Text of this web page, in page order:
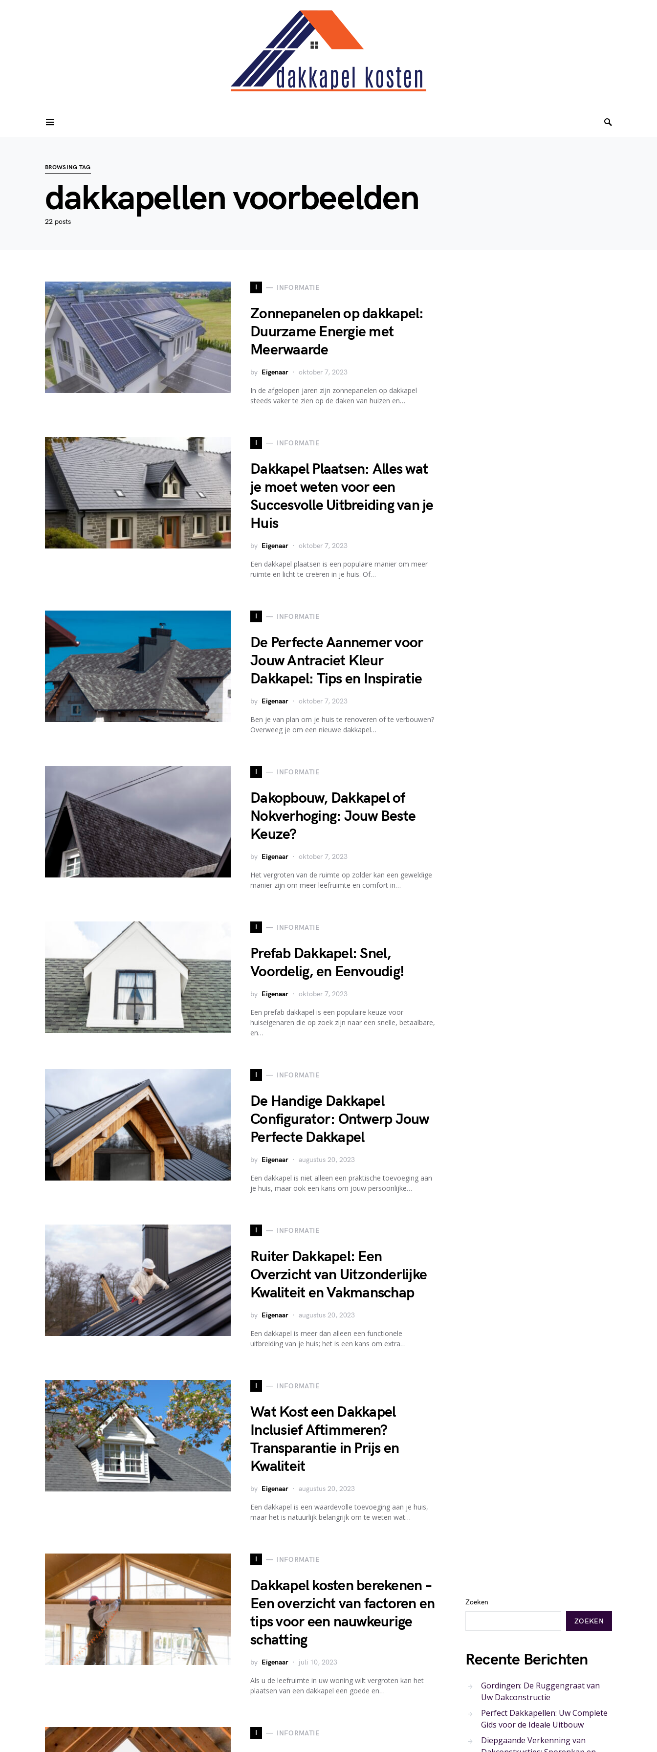
BROWSING TAG
dakkapellen voorbeelden
22 posts
I INFORMATIE
Zonnepanelen op dakkapel:
Duurzame Energie met
Meerwaarde
by Eigenaar oktober 7, 2023
In de afgelopen jaren zijn zonnepanelen op dakkapel
steeds vaker te zien op de daken van huizen en…
I INFORMATIE
Dakkapel Plaatsen: Alles wat
je moet weten voor een
Succesvolle Uitbreiding van je
Huis
by Eigenaar oktober 7, 2023
Een dakkapel plaatsen is een populaire manier om meer
ruimte en licht te creëren in je huis. Of…
I INFORMATIE
De Perfecte Aannemer voor
Jouw Antraciet Kleur
Dakkapel: Tips en Inspiratie
by Eigenaar oktober 7, 2023
Ben je van plan om je huis te renoveren of te verbouwen?
Overweeg je om een nieuwe dakkapel…
I INFORMATIE
Dakopbouw, Dakkapel of
Nokverhoging: Jouw Beste
Keuze?
by Eigenaar oktober 7, 2023
Het vergroten van de ruimte op zolder kan een geweldige
manier zijn om meer leefruimte en comfort in…
I INFORMATIE
Prefab Dakkapel: Snel,
Voordelig, en Eenvoudig!
by Eigenaar oktober 7, 2023
Een prefab dakkapel is een populaire keuze voor
huiseigenaren die op zoek zijn naar een snelle, betaalbare,
en…
I INFORMATIE
De Handige Dakkapel
Configurator: Ontwerp Jouw
Perfecte Dakkapel
by Eigenaar augustus 20, 2023
Een dakkapel is niet alleen een praktische toevoeging aan
je huis, maar ook een kans om jouw persoonlijke…
I INFORMATIE
Ruiter Dakkapel: Een
Overzicht van Uitzonderlijke
Kwaliteit en Vakmanschap
by Eigenaar augustus 20, 2023
Een dakkapel is meer dan alleen een functionele
uitbreiding van je huis; het is een kans om extra…
I INFORMATIE
Wat Kost een Dakkapel
Inclusief Aftimmeren?
Transparantie in Prijs en
Kwaliteit
by Eigenaar augustus 20, 2023
Een dakkapel is een waardevolle toevoeging aan je huis,
maar het is natuurlijk belangrijk om te weten wat…
I INFORMATIE
Dakkapel kosten berekenen –
Een overzicht van factoren en
tips voor een nauwkeurige
schatting
by Eigenaar juli 10, 2023
Als u de leefruimte in uw woning wilt vergroten kan het
plaatsen van een dakkapel een goede en…
I INFORMATIE
Zoeken
ZOEKEN
Recente Berichten
Gordingen: De Ruggengraat van
Uw Dakconstructie
Perfect Dakkapellen: Uw Complete
Gids voor de Ideale Uitbouw
Diepgaande Verkenning van